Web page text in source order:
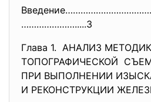
………………….....3
Глава 1. АНАЛИЗ
ТОПОГРАФИЧЕСКОЙ
ПРИ ВЫПОЛНЕНИИ
И РЕКОНСТРУКЦИИ